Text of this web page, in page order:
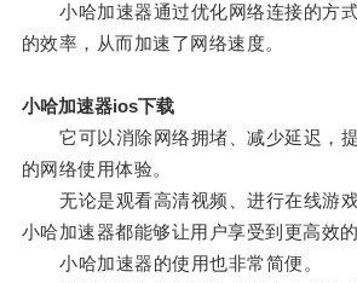
小哈加速器通过优化网络连接的方
的效率，从而加速了网络速度。
小哈加速器ios下载
它可以消除网络拥堵、减少延迟，提
的网络使用体验。
无论是观看高清视频、进行在线游戏
小哈加速器都能够让用户享受到更高效的
小哈加速器的使用也非常简便。